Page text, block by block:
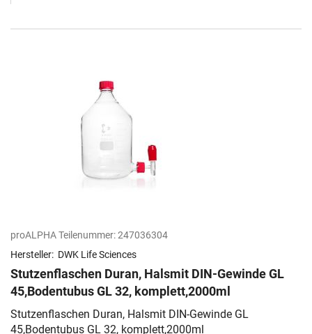
proALPHA Teilenummer:247036304
Hersteller: DWK Life Sciences
Stutzenflaschen Duran, Halsmit DIN-Gewinde GL
45,Bodentubus GL 32, komplett,2000ml
Stutzenflaschen Duran, Halsmit DIN-Gewinde GL
45,Bodentubus GL 32, komplett,2000ml